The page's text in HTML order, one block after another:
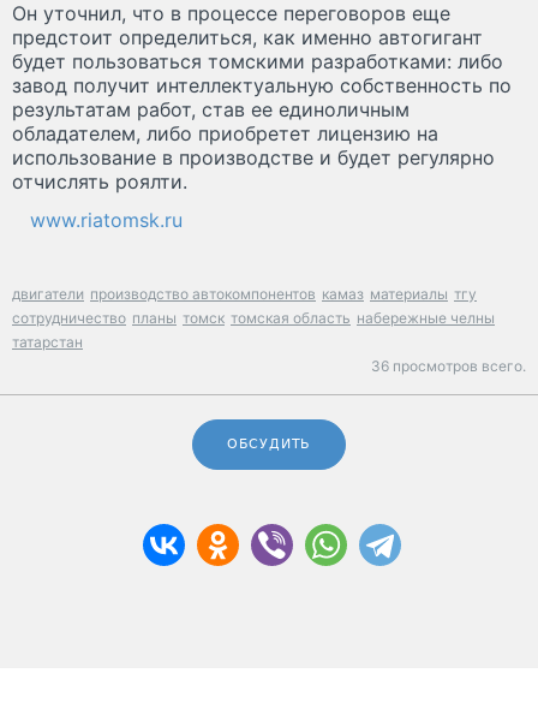
Он уточнил, что в процессе переговоров еще
предстоит определиться, как именно автогигант
будет пользоваться томскими разработками: либо
завод получит интеллектуальную собственность по
результатам работ, став ее единоличным
обладателем, либо приобретет лицензию на
использование в производстве и будет регулярно
отчислять роялти.
www.riatomsk.ru
двигатели производство автокомпонентов камаз материалы тгу
сотрудничество планы томск томская область набережные челны
татарстан
36 просмотров всего.
ОБСУДИТЬ